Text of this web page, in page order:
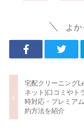
よか
宅配クリーニング
ネット)口コミやト
時対応・プレミア
約方法を紹介